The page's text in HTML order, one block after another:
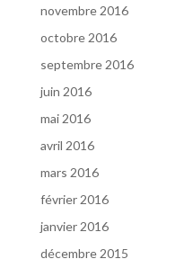
novembre 2016
octobre 2016
septembre 2016
juin 2016
mai 2016
avril 2016
mars 2016
février 2016
janvier 2016
décembre 2015